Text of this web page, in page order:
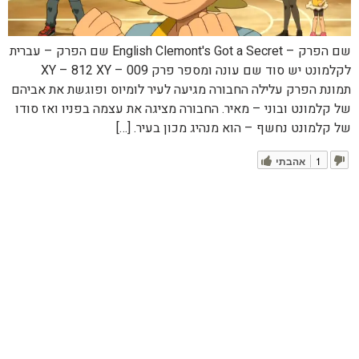
שם הפרק – English Clemont's Got a Secret שם הפרק – עברית
לקלמונט יש סוד שם עונה ומספר פרק XY – 812 XY – 009
תמונת הפרק עלילה החבורה מגיעה לעיר לומיוס ופוגשת את אביהם
של קלמונט ובוני – מאיר. החבורה מציגה את עצמה בפניו ואז סודו
של קלמונט נחשף – הוא מנהיג מכון בעיר. […]
אהבתי 1